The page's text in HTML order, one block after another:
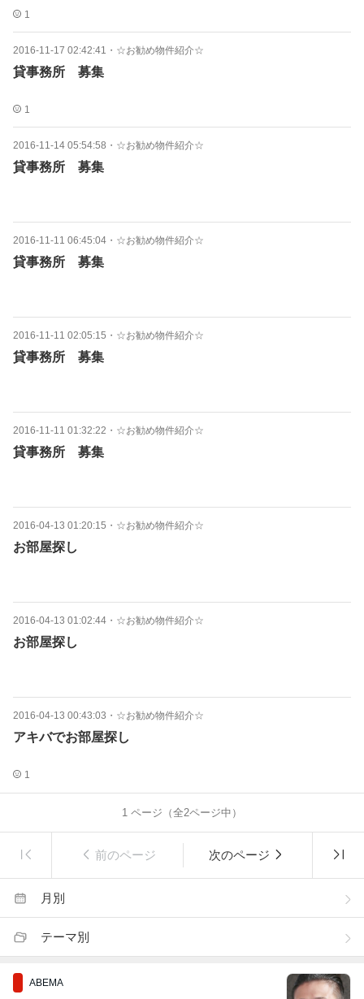
1
2016-11-17 02:42:41 ・ ☆お勧め物件紹介☆
貸事務所 募集
1
2016-11-14 05:54:58 ・ ☆お勧め物件紹介☆
貸事務所 募集
2016-11-11 06:45:04 ・ ☆お勧め物件紹介☆
貸事務所 募集
2016-11-11 02:05:15 ・ ☆お勧め物件紹介☆
貸事務所 募集
2016-11-11 01:32:22 ・ ☆お勧め物件紹介☆
貸事務所 募集
2016-04-13 01:20:15 ・ ☆お勧め物件紹介☆
お部屋探し
2016-04-13 01:02:44 ・ ☆お勧め物件紹介☆
お部屋探し
2016-04-13 00:43:03 ・ ☆お勧め物件紹介☆
アキバでお部屋探し
1
1 ページ（全2ページ中）
前のページ 次のページ
月別
テーマ別
ABEMA